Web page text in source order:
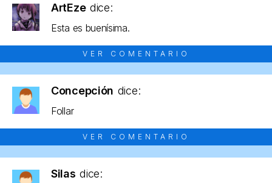
ArtEze dice:
Esta es buenísima.
VER COMENTARIO
Concepción dice:
Follar
VER COMENTARIO
Silas dice: